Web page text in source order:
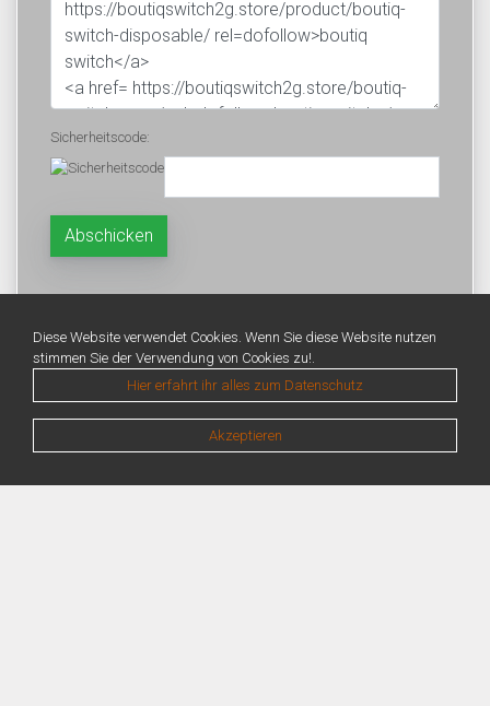
Sicherheitscode:
Diese Website verwendet Cookies. Wenn Sie diese Website nutzen
stimmen Sie der Verwendung von Cookies zu!.
Hier erfahrt ihr alles zum Datenschutz
Akzeptieren